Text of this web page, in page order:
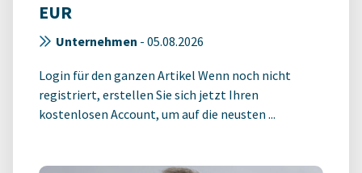
EUR
Unternehmen - 05.08.2026
Login für den ganzen Artikel Wenn noch nicht
registriert, erstellen Sie sich jetzt Ihren
kostenlosen Account, um auf die neusten ...